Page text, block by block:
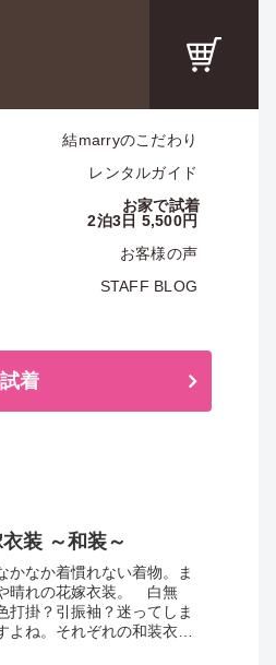
結marryのこだわり
レンタルガイド
お家で試着
2泊3日 5,500円
お客様の声
STAFF BLOG
着
装 ～和装～
かなか着慣れない着物。ま
晴れの花嫁衣装。 白無
打掛？引振袖？迷ってしま
よね。それぞれの和装衣装